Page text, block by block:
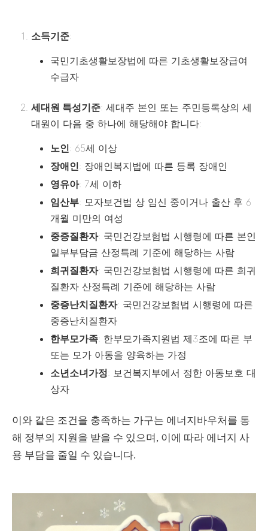
소득기준:
국민기초생활보장법에 따른 기초생활보장급여
수급자
세대원 특성기준: 세대주 본인 또는 주민등록상의 세
대원이 다음 중 하나에 해당해야 합니다:
노인: 65세 이상
장애인: 장애인복지법에 따른 등록 장애인
영유아: 7세 이하
임산부: 모자보건법 상 임신 중이거나 출산 후 6
개월 미만의 여성
중증질환자: 국민건강보험법 시행령에 따른 본인
일부부담금 산정특례 기준에 해당하는 사람
희귀질환자: 국민건강보험법 시행령에 따른 희귀
질환자 산정특례 기준에 해당하는 사람
중증난치질환자: 국민건강보험법 시행령에 따른
중증난치질환자
한부모가족: 한부모가족지원법 제3조에 따른 부
또는 모가 아동을 양육하는 가정
소년소녀가정: 보건복지부에서 정한 아동보호 대
상자
이와 같은 조건을 충족하는 가구는 에너지바우처를 통
해 정부의 지원을 받을 수 있으며, 이에 따라 에너지 사
용 부담을 줄일 수 있습니다.